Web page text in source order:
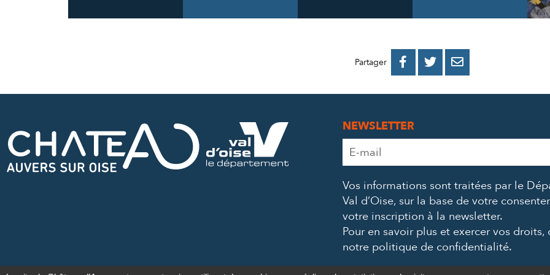
Partager 
PARTAGER
PARTAGER
PARTAGER
NEWSLETTER
Adresse
e-
*
Vos informations sont traitées par le
Val d’Oise, sur la base de votre
votre inscription à la newsletter.
Pour en savoir plus et exercer vos droits,
notre politique de confidentialité.